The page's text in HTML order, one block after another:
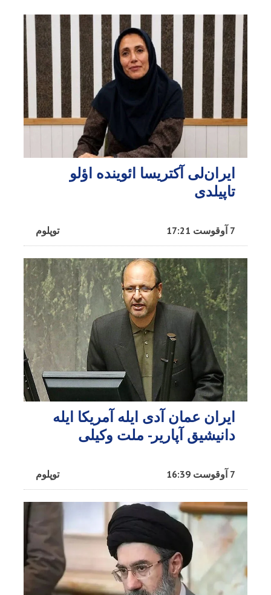
ایران‌لی آکتریسا ائوینده اؤلو
تاپیلدی
توپلوم 7 آوقوست 17:21
ایران عمان آدی ایله آمریکا ایله
دانیشیق آپاریر- ملت وکیلی
توپلوم 7 آوقوست 16:39